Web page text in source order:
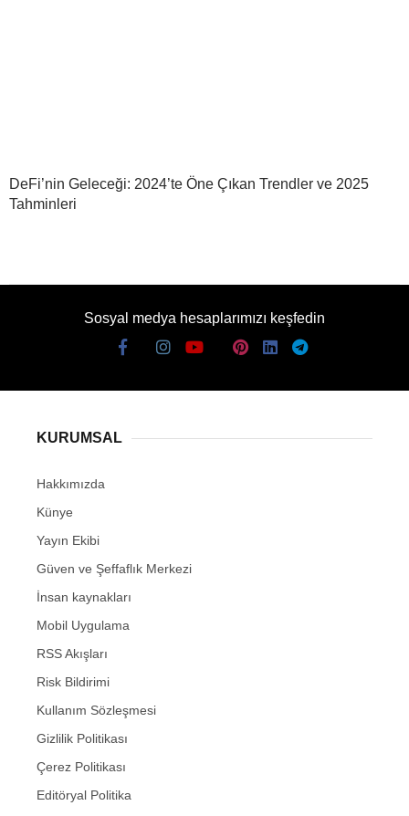
DeFi’nin Geleceği: 2024’te Öne Çıkan Trendler ve 2025
Tahminleri
Sosyal medya hesaplarımızı keşfedin
KURUMSAL
Hakkımızda
Künye
Yayın Ekibi
Güven ve Şeffaflık Merkezi
İnsan kaynakları
Mobil Uygulama
RSS Akışları
Risk Bildirimi
Kullanım Sözleşmesi
Gizlilik Politikası
Çerez Politikası
Editöryal Politika